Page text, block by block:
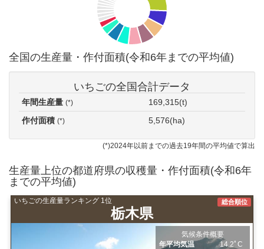
全国の生産量・作付面積(令和6年までの平均値)
いちごの全国合計データ
年間生産量 (*)
169,315(t)
作付面積 (*) 5,576(ha)
(*)2024年以前までの過去19年間の平均値で算出
生産量上位の都道府県の収穫量・作付面積(令和6年
までの平均値)
いちごの生産量ランキング 1位
栃木県
総合順位
気候条件概要
年平均気温
14.2ﾟC